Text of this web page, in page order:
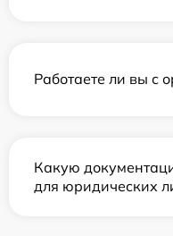
Работаете ли вы с
Какую
для юридических